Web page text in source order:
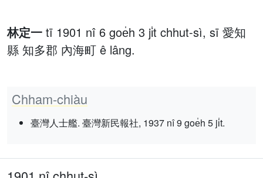
林定一 tī 1901 nî 6 goe̍h 3 ji̍t chhut-sì, sī 愛知
縣 知多郡 內海町 ê lâng.
Chham-chiàu
臺灣人士艦. 臺灣新民報社, 1937 nî 9 goe̍h 5 ji̍t.